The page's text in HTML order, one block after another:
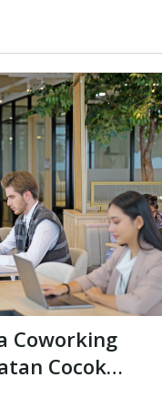
Coworking
Cocok
Modern